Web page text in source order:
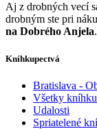
Aj z drobných vecí
drobným ste pri
na Dobrého Anjela
Kníhkupectvá
Bratislava -
Všetky
Udalosti
Spriatelené